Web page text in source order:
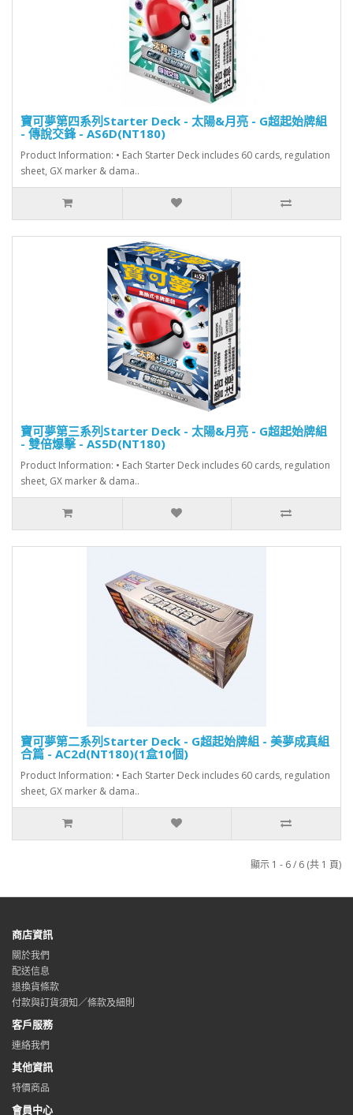
寶可夢第四系列Starter Deck - 太陽&月亮 - G超起始牌組
- 傳說交鋒 - AS6D(NT180)
Product Information: • Each Starter Deck includes 60 cards, regulation
sheet, GX marker & dama..
寶可夢第三系列Starter Deck - 太陽&月亮 - G超起始牌組
- 雙倍爆擊 - AS5D(NT180)
Product Information: • Each Starter Deck includes 60 cards, regulation
sheet, GX marker & dama..
寶可夢第二系列Starter Deck - G超起始牌組 - 美夢成真組
合篇 - AC2d(NT180)(1盒10個)
Product Information: • Each Starter Deck includes 60 cards, regulation
sheet, GX marker & dama..
顯示 1 - 6 / 6 (共 1 頁)
商店資訊
關於我們
配送信息
退換貨條款
付款與訂貨須知／條款及細則
客戶服務
連絡我們
其他資訊
特價商品
會員中心